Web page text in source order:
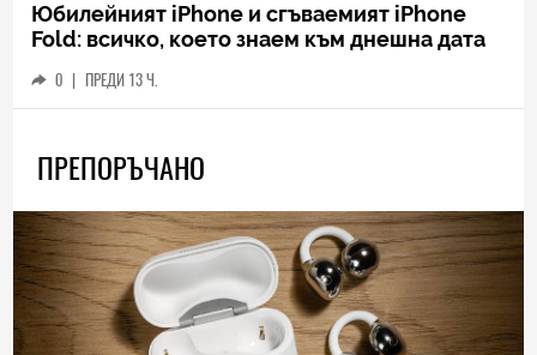
Юбилейният iPhone и сгъваемият iPhone
Fold: всичко, което знаем към днешна дата
0 | ПРЕДИ 13 Ч.
ПРЕПОРЪЧАНО